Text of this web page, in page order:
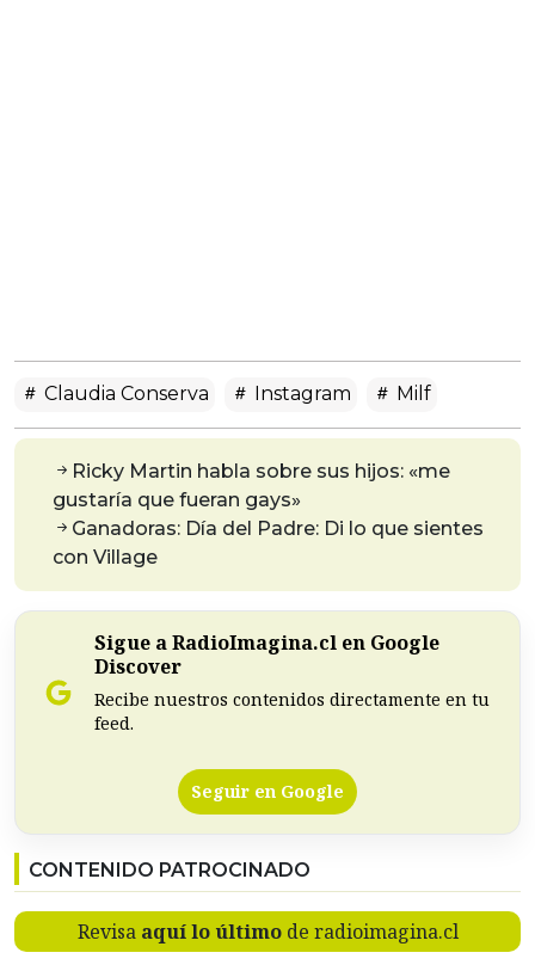
Claudia Conserva Instagram Milf
Ricky Martin habla sobre sus hijos: «me
gustaría que fueran gays»
Ganadoras: Día del Padre: Di lo que sientes
con Village
Sigue a RadioImagina.cl en Google
Discover
Recibe nuestros contenidos directamente en tu
feed.
Seguir en Google
CONTENIDO PATROCINADO
Revisa aquí lo últimode radioimagina.cl